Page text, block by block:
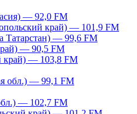
— 92,0 FM
край) — 101,9 FM
Татарстан) — 99,6 FM
— 90,5 FM
край) — 103,8 FM
обл.) — 99,1 FM
— 102,7 FM